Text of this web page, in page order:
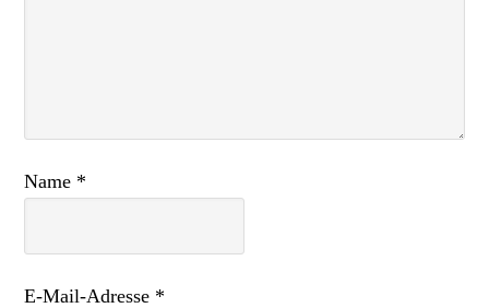
Name *
E-Mail-Adresse *